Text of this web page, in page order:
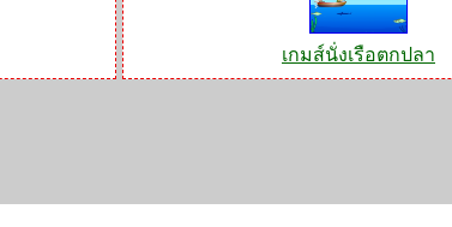
เกมส์นั่งเรือตกปลา